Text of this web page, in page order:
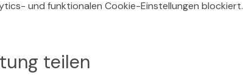
und funktionalen Cookie-Einstellungen blockiert.
teilen